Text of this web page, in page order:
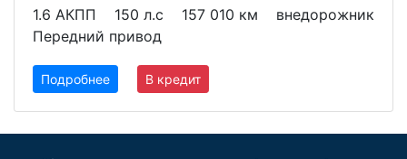
1.6 АКПП 150 л.с 157 010 км
внедорожник
Передний привод
Подробнее В кредит